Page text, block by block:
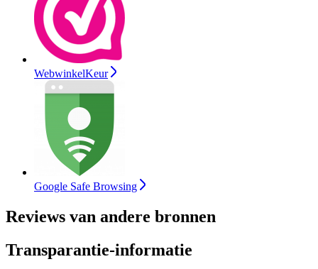
WebwinkelKeur
Google Safe Browsing
Reviews van andere bronnen
Transparantie-informatie